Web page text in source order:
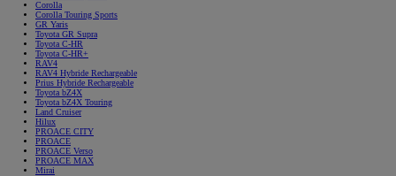
Corolla
Corolla Touring Sports
GR Yaris
Toyota GR Supra
Toyota C-HR
Toyota C-HR+
RAV4
RAV4 Hybride Rechargeable
Prius Hybride Rechargeable
Toyota bZ4X
Toyota bZ4X Touring
Land Cruiser
Hilux
PROACE CITY
PROACE
PROACE Verso
PROACE MAX
Mirai